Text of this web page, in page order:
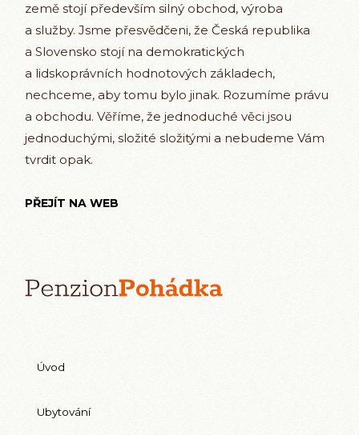
země stojí především silný obchod, výroba
a služby. Jsme přesvědčeni, že Česká republika
a Slovensko stojí na demokratických
a lidskoprávních hodnotových základech,
nechceme, aby tomu bylo jinak. Rozumíme právu
a obchodu. Věříme, že jednoduché věci jsou
jednoduchými, složité složitými a nebudeme Vám
tvrdit opak.
PŘEJÍT NA WEB
Úvod
Ubytování